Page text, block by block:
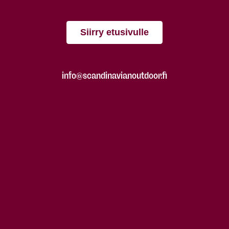
Siirry etusivulle
info@scandinavianoutdoor.fi